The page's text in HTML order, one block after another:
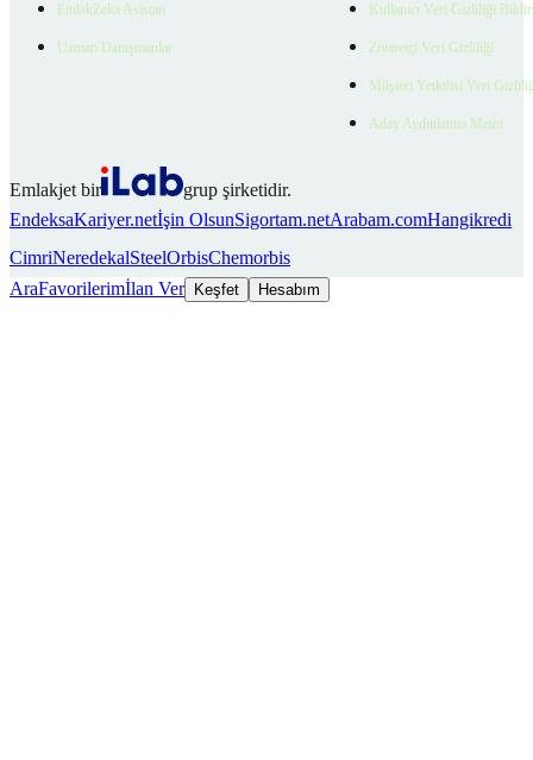
EmlakZeka Asistan
Uzman Danışmanlar
Kullanıcı Veri Gizliliği
Ziyaretçi Veri Gizliliği
Müşteri Yetkilisi Veri
Aday Aydınlatma Metni
Emlakjet bir
grup şirketidir.
EndeksaKariyer.netİşin OlsunSigortam.netArabam.comHangikredi
CimriNeredekalSteelOrbisChemorbis
AraFavorilerimİlan Ver Keşfet Hesabım